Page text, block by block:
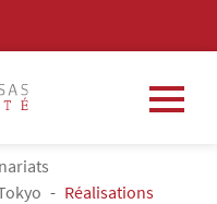
Réalisations